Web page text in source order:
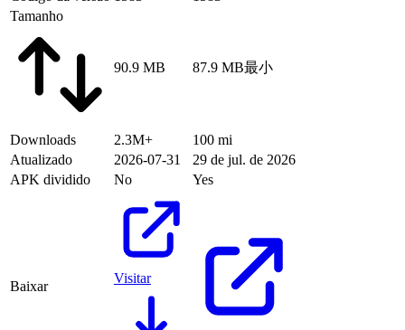
Tamanho
90.9 MB 87.9 MB最小
Downloads 2.3M+
100 mi
Atualizado
2026-07-31
29 de jul. de 2026
APK dividido
No Yes
Baixar
Visitar